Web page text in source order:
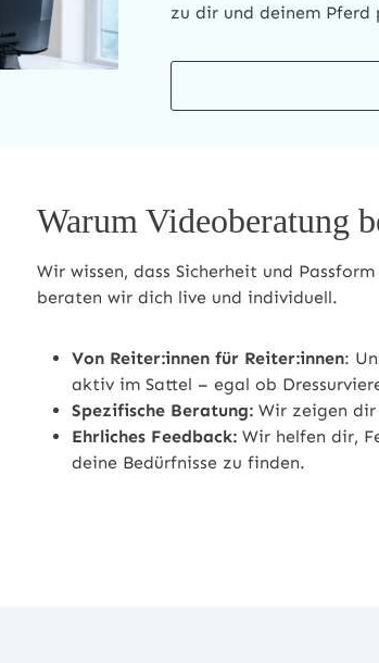
zu dir und deinem Pferd
Warum Videoberatung
Wir wissen, dass Sicherheit und
beraten wir dich live und individuell.
Von Reiter:innen für Reiter:innen:
aktiv im Sattel – egal ob
Spezifische Beratung:Wir zeigen dir
Ehrliches Feedback:Wir helfen dir,
deine Bedürfnisse zu finden.